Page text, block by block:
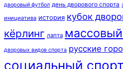
дворовый футбол день дворового спорта
инициатива история кубок
кёрлинг лапта
дворовых видов спорта русские
социальный спорт